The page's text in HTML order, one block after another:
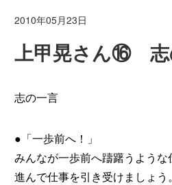
2010年05月23日
上甲晃さん⑯ 志
志の一言
●「一歩前へ！」
みんなが一歩前へ躊躇うような
進んで仕事を引き受けましょう。